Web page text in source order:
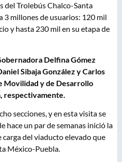
del Trolebús Chalco-Santa
3 millones de usuarios: 120 mil
y hasta 230 mil en su etapa de
Delfina Gómez
Sibaja González y Carlos
Movilidad y de Desarrollo
respectivamente.
secciones, y en esta visita se
hace un par de semanas inició la
carga del viaducto elevado que
México-Puebla.